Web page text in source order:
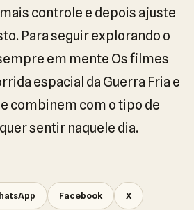
controle e depois ajuste
Para seguir explorando o
em mente Os filmes
espacial da Guerra Fria e
combinem com o tipo de
sentir naquele dia.
Facebook X